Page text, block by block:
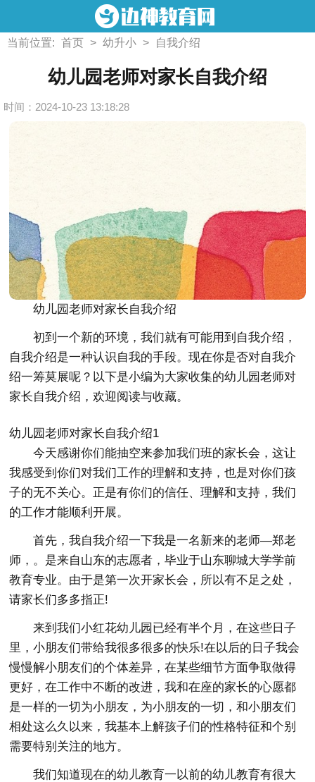
当前位置: 首页 > 幼升小 > 自我介绍
幼儿园老师对家长自我介绍
时间：2024-10-23 13:18:28
幼儿园老师对家长自我介绍
初到一个新的环境，我们就有可能用到自我介绍，
自我介绍是一种认识自我的手段。现在你是否对自我介
绍一筹莫展呢？以下是小编为大家收集的幼儿园老师对
家长自我介绍，欢迎阅读与收藏。
幼儿园老师对家长自我介绍1
今天感谢你们能抽空来参加我们班的家长会，这让
我感受到你们对我们工作的理解和支持，也是对你们孩
子的无不关心。正是有你们的信任、理解和支持，我们
的工作才能顺利开展。
首先，我自我介绍一下我是一名新来的老师―郑老
师，。是来自山东的志愿者，毕业于山东聊城大学学前
教育专业。由于是第一次开家长会，所以有不足之处，
请家长们多多指正!
来到我们小红花幼儿园已经有半个月，在这些日子
里，小朋友们带给我很多很多的快乐!在以后的日子我会
慢慢解小朋友们的个体差异，在某些细节方面争取做得
更好，在工作中不断的改进，我和在座的家长的心愿都
是一样的一切为小朋友，为小朋友的一切，和小朋友们
相处这么久以来，我基本上解孩子们的性格特征和个别
需要特别关注的地方。
我们知道现在的幼儿教育一以前的幼儿教育有很大